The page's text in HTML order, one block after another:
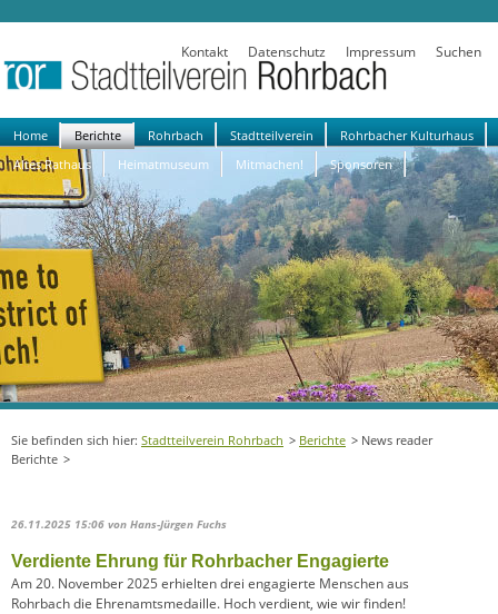
Kontakt Datenschutz Impressum Suchen
Navigation
überspringen
Home Berichte Rohrbach Stadtteilverein
Rohrbacher Kulturhaus
Altes Rathaus
Heimatmuseum Mitmachen! Sponsoren
Stadtteilverein Rohrbach Berichte
News reader
Berichte
26.11.2025 15:06 von Hans-Jürgen Fuchs
Verdiente Ehrung für Rohrbacher Engagierte
Am 20. November 2025 erhielten drei engagierte Menschen aus
Rohrbach die Ehrenamtsmedaille. Hoch verdient, wie wir finden!